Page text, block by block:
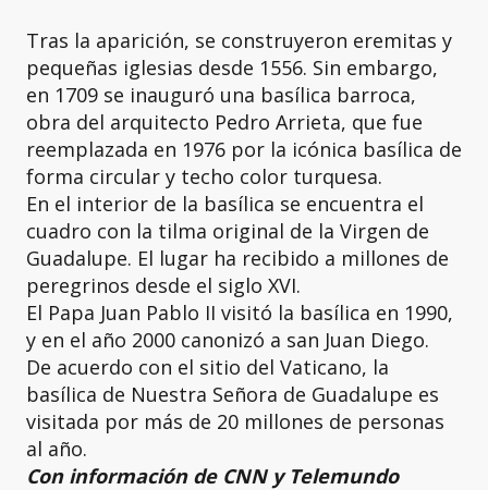
Tras la aparición, se construyeron eremitas y
pequeñas iglesias desde 1556. Sin embargo,
en 1709 se inauguró una basílica barroca,
obra del arquitecto Pedro Arrieta, que fue
reemplazada en 1976 por la icónica basílica de
forma circular y techo color turquesa.
En el interior de la basílica se encuentra el
cuadro con la tilma original de la Virgen de
Guadalupe. El lugar ha recibido a millones de
peregrinos desde el siglo XVI.
El Papa Juan Pablo II visitó la basílica en 1990,
y en el año 2000 canonizó a san Juan Diego.
De acuerdo con el sitio del Vaticano, la
basílica de Nuestra Señora de Guadalupe es
visitada por más de 20 millones de personas
al año.
Con información de CNN y Telemundo